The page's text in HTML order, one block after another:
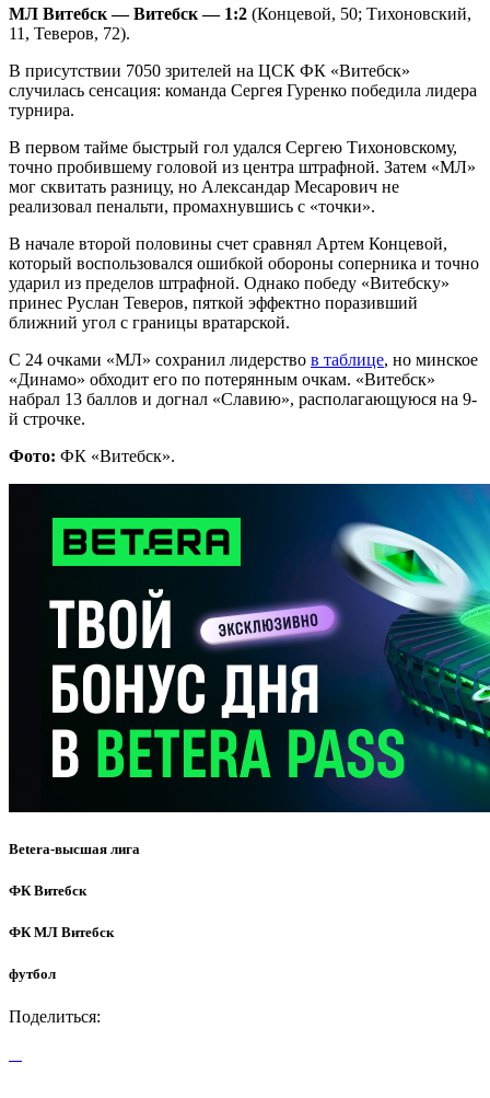
МЛ Витебск — Витебск — 1:2 (Концевой, 50; Тихоновский,
11, Теверов, 72).
В присутствии 7050 зрителей на ЦСК ФК «Витебск»
случилась сенсация: команда Сергея Гуренко победила лидера
турнира.
В первом тайме быстрый гол удался Сергею Тихоновскому,
точно пробившему головой из центра штрафной. Затем «МЛ»
мог сквитать разницу, но Александар Месарович не
реализовал пенальти, промахнувшись с «точки».
В начале второй половины счет сравнял Артем Концевой,
который воспользовался ошибкой обороны соперника и точно
ударил из пределов штрафной. Однако победу «Витебску»
принес Руслан Теверов, пяткой эффектно поразивший
ближний угол с границы вратарской.
С 24 очками «МЛ» сохранил лидерство в таблице, но минское
«Динамо» обходит его по потерянным очкам. «Витебск»
набрал 13 баллов и догнал «Славию», располагающуюся на 9-
й строчке.
Фото: ФК «Витебск».
Betera-высшая лига
ФК Витебск
ФК МЛ Витебск
футбол
Поделиться: